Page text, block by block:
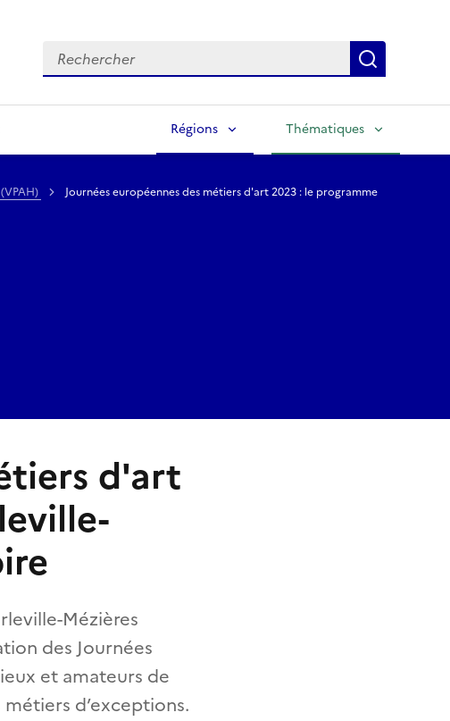
Rechercher
Régions Thématiques
Journées européennes des métiers d'art 2023 : le programme
d'art
Mézières
des Journées
et amateurs de
d’exceptions.